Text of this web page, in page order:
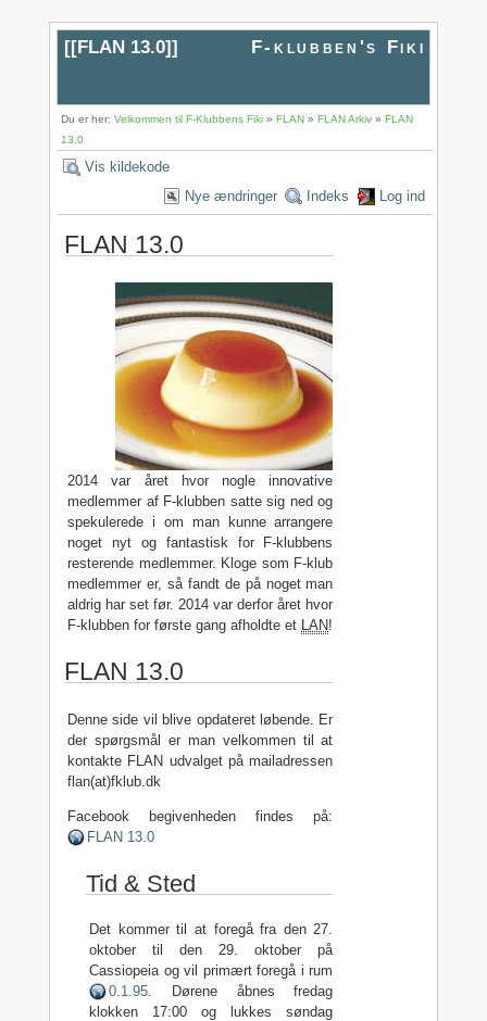
[[FLAN 13.0]] F-klubben's Fiki
Du er her:Velkommen til F-Klubbens Fiki »FLAN »FLAN Arkiv »FLAN
13.0
Vis kildekode
Nye ændringer
Indeks Log ind
FLAN 13.0
2014 var året hvor nogle innovative
medlemmer af F-klubben satte sig ned og
spekulerede i om man kunne arrangere
noget nyt og fantastisk for F-klubbens
resterende medlemmer. Kloge som F-klub
medlemmer er, så fandt de på noget man
aldrig har set før. 2014 var derfor året hvor
F-klubben for første gang afholdte et LAN!
FLAN 13.0
Denne side vil blive opdateret løbende. Er
der spørgsmål er man velkommen til at
kontakte FLAN udvalget på mailadressen
flan(at)fklub.dk
Facebook begivenheden findes på:
FLAN 13.0
Tid & Sted
Det kommer til at foregå fra den 27.
oktober til den 29. oktober på
Cassiopeia og vil primært foregå i rum
0.1.95 . Dørene åbnes fredag
klokken 17:00 og lukkes søndag